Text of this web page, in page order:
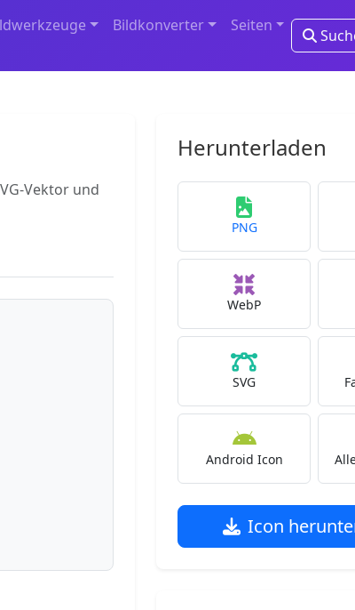
Bildkonverter Seiten
Vektor und
Herunterladen
PNG
WebP
SVG
Android Icon
Icon